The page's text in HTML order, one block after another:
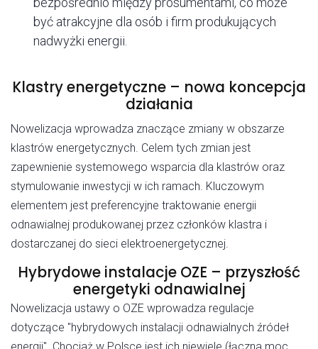
być atrakcyjne dla osób i firm produkujących
nadwyżki energii.
Klastry energetyczne – nowa koncepcja
działania
Nowelizacja wprowadza znaczące zmiany w obszarze
klastrów energetycznych. Celem tych zmian jest
zapewnienie systemowego wsparcia dla klastrów oraz
stymulowanie inwestycji w ich ramach. Kluczowym
elementem jest preferencyjne traktowanie energii
odnawialnej produkowanej przez członków klastra i
dostarczanej do sieci elektroenergetycznej.
Hybrydowe instalacje OZE – przyszłość
energetyki odnawialnej
Nowelizacja ustawy o OZE wprowadza regulacje
dotyczące "hybrydowych instalacji odnawialnych źródeł